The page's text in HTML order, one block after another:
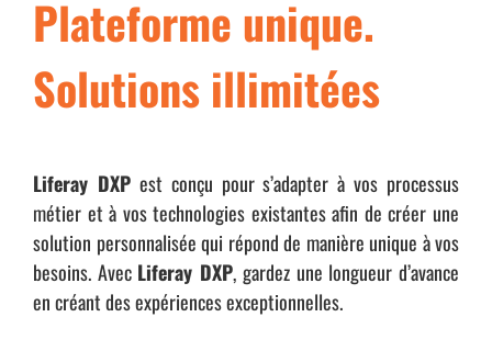
Plateforme unique.
Solutions illimitées
Liferay DXPest conçu pour s’adapter à vos processus
métier et à vos technologies existantes afin de créer une
solution personnalisée qui répond de manière unique à vos
besoins. Avec Liferay DXP, gardez une longueur d’avance
en créant des expériences exceptionnelles.